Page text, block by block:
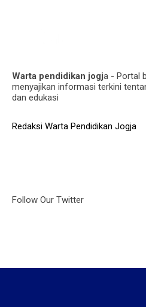
Warta pendidikan jogja - Portal
menyajikan informasi terkini
dan edukasi
Redaksi Warta Pendidikan Jogja
Follow Our Twitter